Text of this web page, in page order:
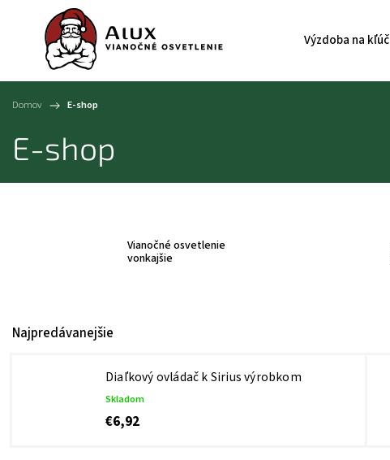
Výzdoba na kľúč
Domov / E-shop
E-shop
Vianočné osvetlenie
vonkajšie
Najpredávanejšie
Diaľkový ovládač k Sirius výrobkom
Skladom
€6,92